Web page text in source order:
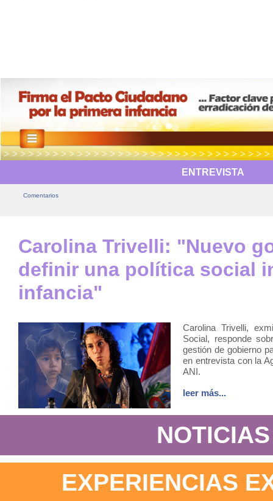
ENTREVISTA
Comentarios
Carolina Trivelli: "Nuevo
definir una política social
infancia"
Carolina Trivelli,
Social, responde
gestión de gobierno
en entrevista con la
ANI.
leer más...
NOTICIAS
EXPERIENCIAS